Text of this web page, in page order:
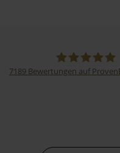
7189 Bewertungen auf